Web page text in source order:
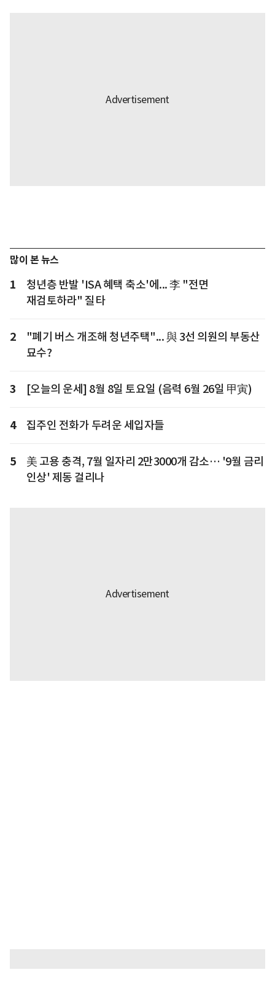
많이 본 뉴스
1
청년층 반발 'ISA 혜택 축소'에... 李 "전면
재검토하라" 질타
2
"폐기 버스 개조해 청년주택"... 與 3선 의원의 부동산
묘수?
3 [오늘의 운세] 8월 8일 토요일 (음력 6월 26일 甲寅)
4 집주인 전화가 두려운 세입자들
5
美 고용 충격, 7월 일자리 2만3000개 감소… '9월 금리
인상' 제동 걸리나